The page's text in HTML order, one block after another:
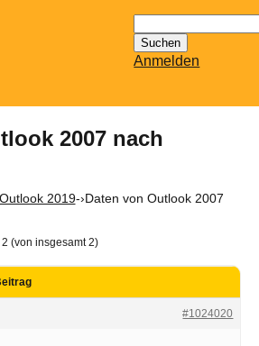
nach:
Anmelden
2007 nach
Outlook 2019-›Daten von Outlook 2007
(von insgesamt 2)
#1024020